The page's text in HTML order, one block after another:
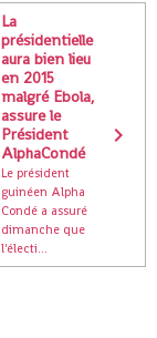
La
présidentielle
aura bien lieu
en 2015
malgré Ebola,
assure le
Président
AlphaCondé
Le président
guinéen Alpha
Condé a assuré
dimanche que
l'électi...